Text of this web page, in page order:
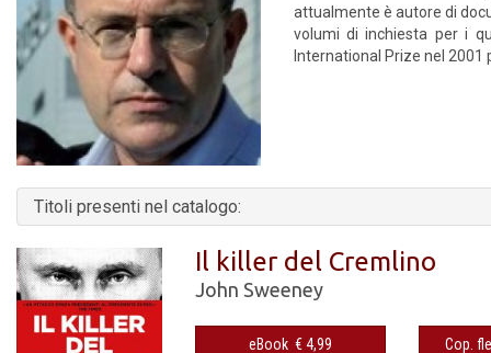
attualmente è autore di
volumi di inchiesta per i
International Prize nel 2001
Titoli presenti nel catalogo:
Il killer del Cremlino
John Sweeney
eBook € 4,99